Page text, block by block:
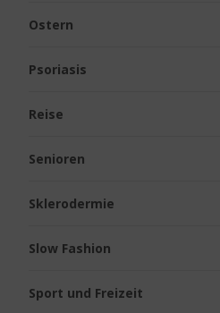
Ostern
Psoriasis
Reise
Senioren
Sklerodermie
Slow Fashion
Sport und Freizeit